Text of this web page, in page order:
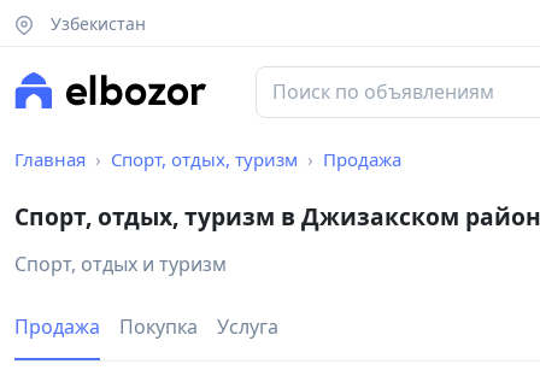
Узбекистан
Главная Спорт, отдых, туризм Продажа
Спорт, отдых, туризм в Джизакском
Спорт, отдых и туризм
Продажа Покупка Услуга